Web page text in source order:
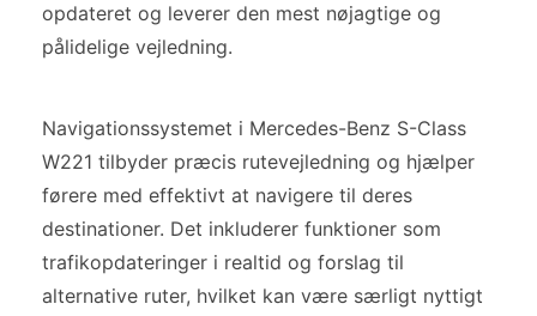
opdateret og leverer den mest nøjagtige og
pålidelige vejledning.
Navigationssystemet i Mercedes-Benz S-Class
W221 tilbyder præcis rutevejledning og hjælper
førere med effektivt at navigere til deres
destinationer. Det inkluderer funktioner som
trafikopdateringer i realtid og forslag til
alternative ruter, hvilket kan være særligt nyttigt